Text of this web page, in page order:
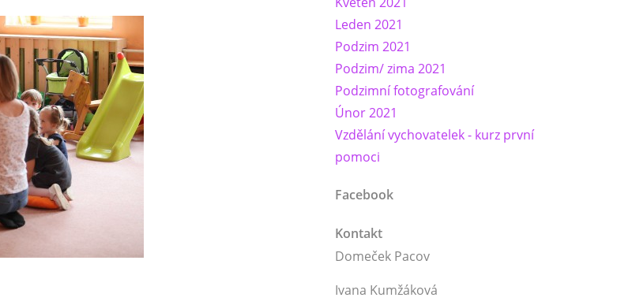
Leden 2021
Podzim 2021
Podzim/ zima 2021
Podzimní fotografování
Únor 2021
Vzdělání vychovatelek - kurz první
pomoci
Facebook
Kontakt
Domeček Pacov
Ivana Kumžáková